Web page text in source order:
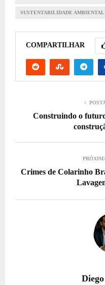
SUSTENTABILIDADE AMBIENTAL
COMPARTILHAR
Construindo o
Crimes de Colarinho